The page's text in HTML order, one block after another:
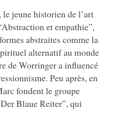
jeune historien de l’art
et empathie”,
abstraites comme la
alternatif au monde
de Worringer a influencé
Peu après, en
fondent le groupe
Blaue Reiter”, qui